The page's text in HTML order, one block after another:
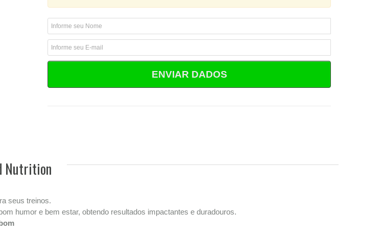
ENVIAR DADOS
Nutrition
seus treinos.
humor e bem estar, obtendo resultados impactantes e duradouros.